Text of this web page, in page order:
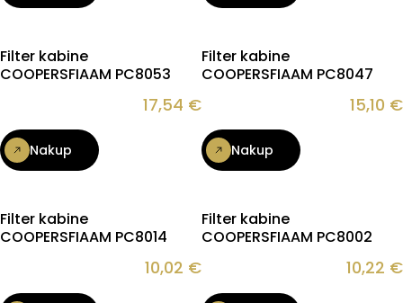
Filter kabine
COOPERSFIAAM PC8053
17,54 €
Nakup
Filter kabine
COOPERSFIAAM PC8047
15,10 €
Nakup
Filter kabine
COOPERSFIAAM PC8014
10,02 €
Filter kabine
COOPERSFIAAM PC8002
10,22 €